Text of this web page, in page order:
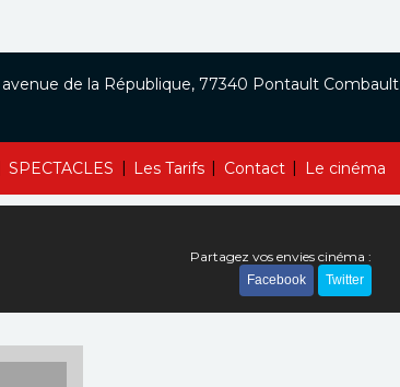
SPECTACLES | Les Tarifs | Contact | Le cinéma
avenue de la République, 77340 Pontault Combault
Partagez vos envies cinéma :
Facebook Twitter